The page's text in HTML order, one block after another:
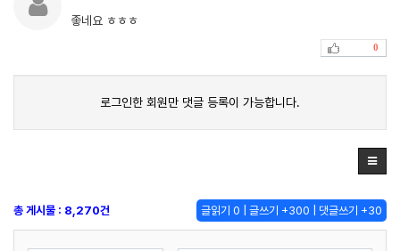
좋네요 ㅎㅎㅎ
0
로그인한 회원만 댓글 등록이 가능합니다.
글읽기 0 | 글쓰기 +300 | 댓글쓰기 +30
총 게시물 : 8,270건